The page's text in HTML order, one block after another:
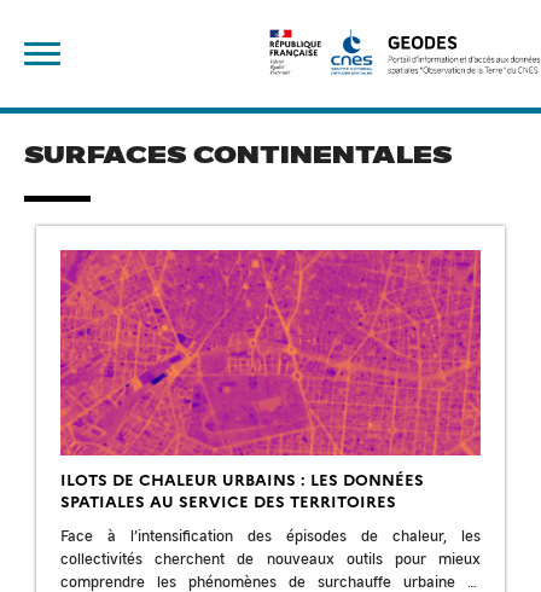
content
SURFACES CONTINENTALES
ILOTS DE CHALEUR URBAINS : LES DONNÉES
SPATIALES AU SERVICE DES TERRITOIRES
Face à l’intensification des épisodes de chaleur, les
collectivités cherchent de nouveaux outils pour mieux
comprendre les phénomènes de surchauffe urbaine et